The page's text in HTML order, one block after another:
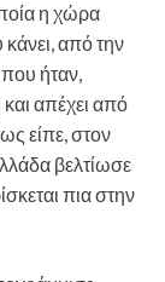
η χώρα
από την
ήταν,
απέχει από
είπε, στον
βελτίωσε
πια στην